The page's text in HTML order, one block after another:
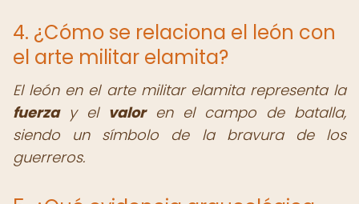
4. ¿Cómo se relaciona el león con
el arte militar elamita?
El león en el arte militar elamita representa la
fuerzay el valoren el campo de batalla,
siendo un símbolo de la bravura de los
guerreros.